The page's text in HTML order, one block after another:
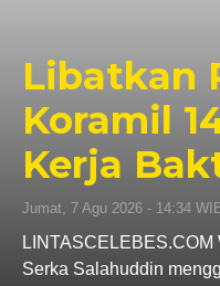
Triwulan
Capai 49
Jumat, 7 Agu 2026 - 13:24
mencatat kinerja